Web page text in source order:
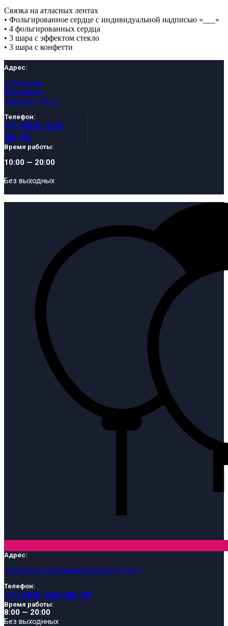
Связка на атласных лентах
• Фольгированное сердце с индивидуальной надписью «___»
• 4 фольгированных сердца
• 3 шара с эффектом стекло
• 3 шара с конфетти
Адрес:
г. Воронеж,
Владимира
Невского 13 к1
Телефон:
+7 (930) 428-
88-78
Время работы:
10:00 — 20:00
Без выходных
Адрес:
г. Воронеж, Владимира Невского 13 к1
Телефон:
+7 (930) 428-88-78
Время работы:
8:00 — 20:00
Без выходнных